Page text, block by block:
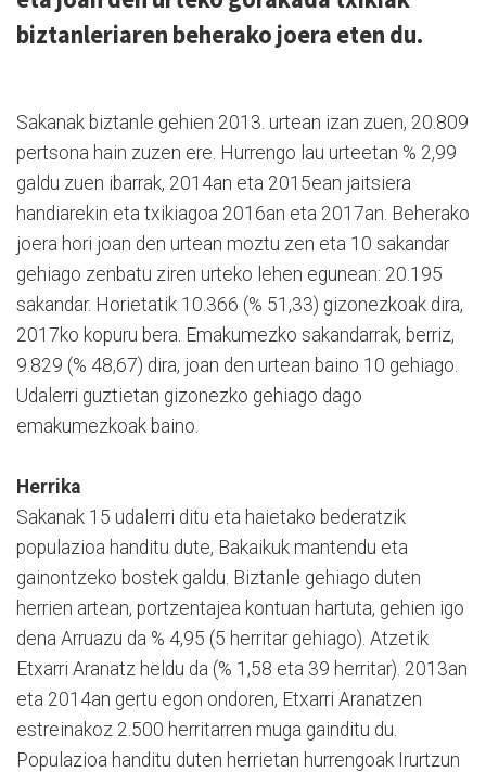
biztanleriaren beherako joera eten du.
Sakanak biztanle gehien 2013. urtean izan zuen, 20.809
pertsona hain zuzen ere. Hurrengo lau urteetan % 2,99
galdu zuen ibarrak, 2014an eta 2015ean jaitsiera
handiarekin eta txikiagoa 2016an eta 2017an. Beherako
joera hori joan den urtean moztu zen eta 10 sakandar
gehiago zenbatu ziren urteko lehen egunean: 20.195
sakandar. Horietatik 10.366 (% 51,33) gizonezkoak dira,
2017ko kopuru bera. Emakumezko sakandarrak, berriz,
9.829 (% 48,67) dira, joan den urtean baino 10 gehiago.
Udalerri guztietan gizonezko gehiago dago
emakumezkoak baino.
Herrika
Sakanak 15 udalerri ditu eta haietako bederatzik
populazioa handitu dute, Bakaikuk mantendu eta
gainontzeko bostek galdu. Biztanle gehiago duten
herrien artean, portzentajea kontuan hartuta, gehien igo
dena Arruazu da % 4,95 (5 herritar gehiago). Atzetik
Etxarri Aranatz heldu da (% 1,58 eta 39 herritar). 2013an
eta 2014an gertu egon ondoren, Etxarri Aranatzen
estreinakoz 2.500 herritarren muga gainditu du.
Populazioa handitu duten herrietan hurrengoak Irurtzun